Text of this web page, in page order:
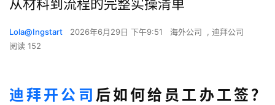
从材料到流程的完整实操清单
Lola@Ingstart 2026年6月29日 下午9:51 海外公司 , 迪拜公司
阅读 152
迪拜开公司 后如何给员工办工签？